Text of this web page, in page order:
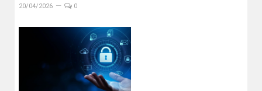
20/04/2026 0